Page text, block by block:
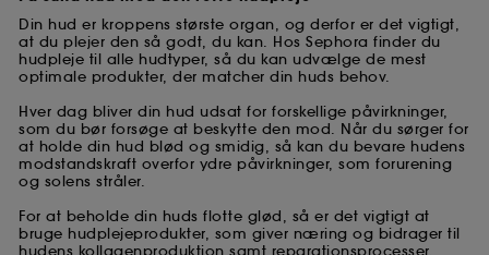
Din hud er kroppens største organ, og derfor er det vigtigt,
at du plejer den så godt, du kan. Hos Sephora finder du
hudpleje til alle hudtyper, så du kan udvælge de mest
optimale produkter, der matcher din huds behov.
Hver dag bliver din hud udsat for forskellige påvirkninger,
som du bør forsøge at beskytte den mod. Når du sørger for
at holde din hud blød og smidig, så kan du bevare hudens
modstandskraft overfor ydre påvirkninger, som forurening
og solens stråler.
For at beholde din huds flotte glød, så er det vigtigt at
bruge hudplejeprodukter, som giver næring og bidrager til
hudens kollagenproduktion samt reparationsprocesser.